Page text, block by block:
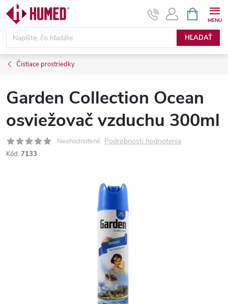
Prejsť
obsah
HĽADAŤ
KOŠÍK
Čistiace prostriedky
Garden Collection Ocean
osviežovač vzduchu 300ml
Neohodnotené Podrobnosti hodnotenia
Kód: 7133